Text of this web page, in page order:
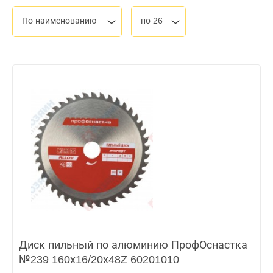
По наименованию по 26
Диск пильный по алюминию ПрофОснастка
№239 160х16/20х48Z 60201010